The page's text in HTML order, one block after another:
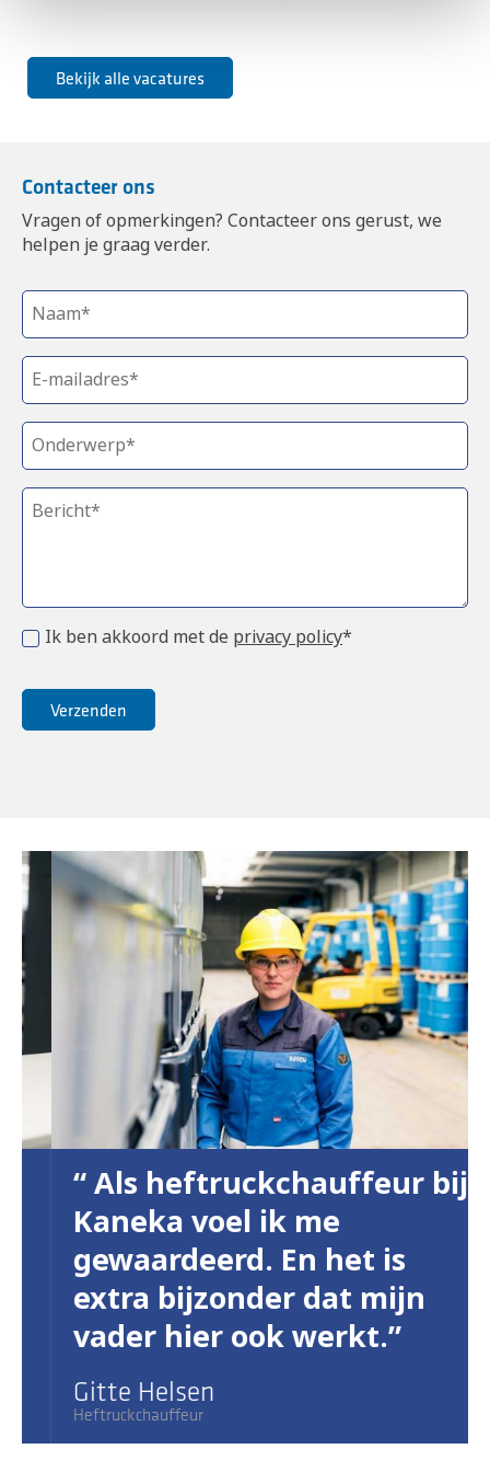
Bekijk alle vacatures
Ik ben akkoord met de privacy policy*
Verzenden
Contacteer ons
Vragen of opmerkingen? Contacteer ons gerust, we
helpen je graag verder.
Als heftruckchauffeur bij
Kaneka voel ik me
gewaardeerd. En het is
extra bijzonder dat mijn
vader hier ook werkt.
Gitte Helsen
Heftruckchauffeur